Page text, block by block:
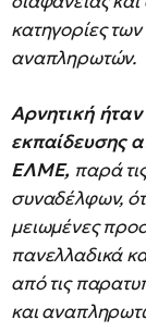
κατηγορίες
αναπληρωτών.
Αρνητική
εκπαίδευσης
ΕΛΜΕ, παρά
συναδέλφων,
μειωμένες
πανελλαδικά
από τις
και